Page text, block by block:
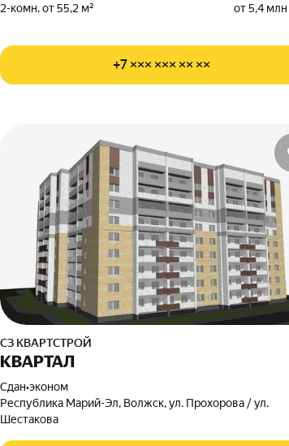
2-комн. от 55,2 м²
от 5,4 млн
+7 ××× ××× ×× ××
СЗ КВАРТСТРОЙ
КВАРТАЛ
Сдан•эконом
Республика Марий-Эл, Волжск, ул. Прохорова / ул.
Шестакова